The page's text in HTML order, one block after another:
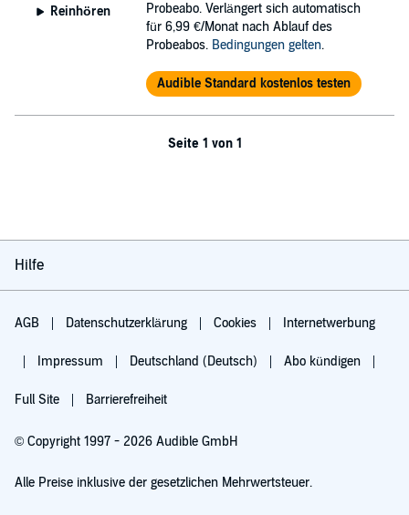
Reinhören
Probeabo. Verlängert sich automatisch
für 6,99 €/Monat nach Ablauf des
Probeabos. Bedingungen gelten.
Audible Standard kostenlos testen
Seite 1 von 1
Hilfe
AGB Datenschutzerklärung Cookies Internetwerbung
Impressum Deutschland (Deutsch) Abo kündigen
Full Site Barrierefreiheit
© Copyright 1997 - 2026 Audible GmbH
Alle Preise inklusive der gesetzlichen Mehrwertsteuer.